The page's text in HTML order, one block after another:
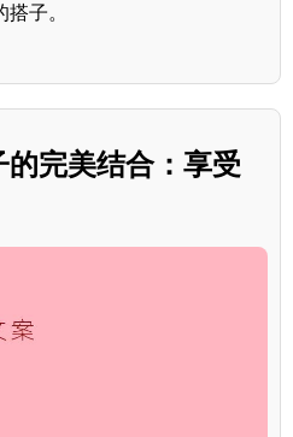
子。
完美结合：享受